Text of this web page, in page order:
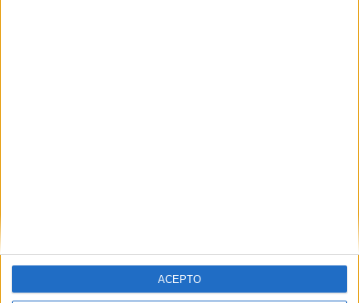
ACEPTO